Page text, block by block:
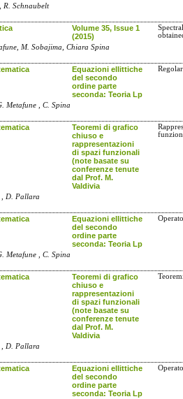
R. Schnaubelt
Volume 35, Issue 1
(2015)
M. Sobajima, Chiara Spina
Equazioni ellittiche
del secondo
ordine parte
seconda: Teoria Lp
Metafune , C. Spina
Teoremi di grafico
chiuso e
rappresentazioni
di spazi funzionali
(note basate su
conferenze tenute
dal Prof. M.
Valdivia
, D. Pallara
Equazioni ellittiche
del secondo
ordine parte
seconda: Teoria Lp
Metafune , C. Spina
Teoremi di grafico
chiuso e
rappresentazioni
di spazi funzionali
(note basate su
conferenze tenute
dal Prof. M.
Valdivia
, D. Pallara
Equazioni ellittiche
del secondo
ordine parte
seconda: Teoria Lp